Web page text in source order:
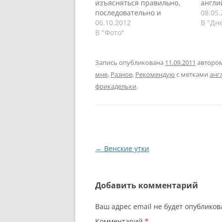
изъясняться правильно,
последовательно и
грамотно. С русским
языком мне помогали
языку. С английским было
сложнее, мы учили
грамматику и слова, а не
образ мышления,
06.10.2012
В "Фото"
том,
В
Запись опубликована 11.09.2011
мне, Разное, Рекомендую с метками
фрикадельки.
Навигация
← Венские утки
Добавить комментарий
Ваш адрес email не будет